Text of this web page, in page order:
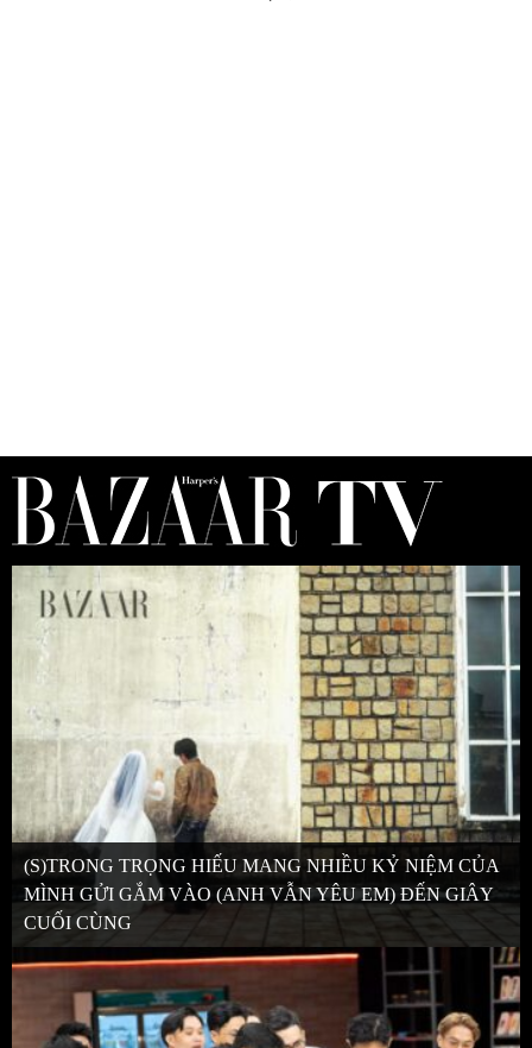
(S)TRONG TRỌNG HIẾU MANG NHIỀU KỶ NIỆM CỦA
MÌNH GỬI GẮM VÀO (ANH VẪN YÊU EM) ĐẾN GIÂY
CUỐI CÙNG